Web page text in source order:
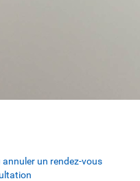
un rendez-vous